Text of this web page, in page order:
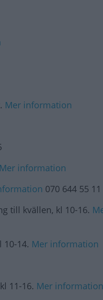
Mer information
Mer information
070 644 55 11
till kvällen, kl 10-16.
14. Mer information
11-16. Mer information